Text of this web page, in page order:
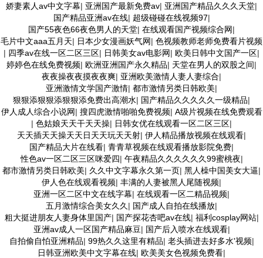
娇妻素人av中文字幕| 亚洲国产最新免费av| 亚洲国产精品久久久天堂|
国产精品亚洲av在线| 超级碰碰在线视频97|
国产55夜色66夜色男人的天堂| 在线观看国产视频综合网|
毛片中文aaa五月天| 日本少女漫画妖气网| 色视频教师老师免费看片视频
| 四季av在线一区二区三区| 日韩美女av电影网| 欧美日韩中文国产一区|
婷婷色在线免费视频| 欧洲亚洲国产永久精品| 天堂在男人的双股之间|
夜夜操夜夜摸夜夜爽| 亚洲欧美激情人妻人妻综合|
亚洲激情文学国产激情| 都市激情另类日韩欧美|
狠狠添狠狠添狠狠添免费出高潮水| 国产精品久久久久久一级精品|
伊人成人综合小说网| 搜四虎激情啪啪免费视频| A级片视频在线免费观看
| 色姑娘天天干天天操| 日韩女优在线观看一区二区三区|
天天插天天操天天日天天玩天天射| 伊人精品播放视频在线观看|
国产精品大片在线看| 青青草视频在线观看播放影院免费|
性色av一区二区三区咪爱四| 午夜精品久久久久久久99蜜桃夜|
都市激情另类日韩欧美| 久久中文字幕永久第一页| 黑人橾中国美女大逼|
伊人色在线观看视频| 丰满的人妻被黑人尾随视频|
亚洲一区二区中文在线字幕| 在线观看一区二精品视频|
五月激情综合美女久久 | 国产成人自拍在线播放|
粗大挺进朋友人妻身体里国产| 国产探花杏吧av在线| 福利cosplay网站|
亚洲av成人一区国产精品麻豆| 国产后入喷水在线观看|
自拍偷自怕亚洲精品| 99热久久这里有精品| 老头插进去好多水'视频|
日韩亚洲欧美中文字幕在线| 欧美美女色视频免费看|